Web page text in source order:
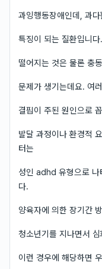
과잉행동장애인데, 과
특징이 되는 질환입니
떨어지는 것은 물론 충
문제가 생기는데요. 여
결핍이 주된 원인으로
발달 과정이나 환경적
터는
성인 adhd 유형으로 나
다.
양육자에 의한 장기간
청소년기를 지나면서
이런 경우에 해당하면